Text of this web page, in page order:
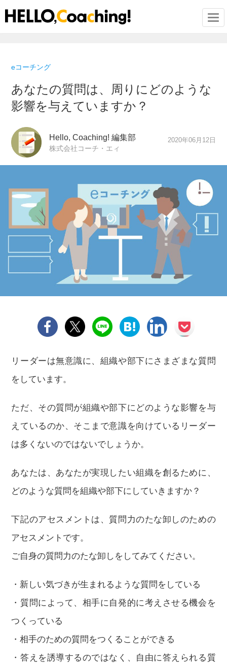
eコーチング
あなたの質問は、周りにどのような
影響を与えていますか？
Hello, Coaching! 編集部
株式会社コーチ・エィ
2020年06月12日
リーダーは無意識に、組織や部下にさまざまな質問
をしています。
ただ、その質問が組織や部下にどのような影響を与
えているのか、そこまで意識を向けているリーダー
は多くないのではないでしょうか。
あなたは、あなたが実現したい組織を創るために、
どのような質問を組織や部下にしていきますか？
下記のアセスメントは、質問力のたな卸しのための
アセスメントです。
ご自身の質問力のたな卸しをしてみてください。
・新しい気づきが生まれるような質問をしている
・質問によって、相手に自発的に考えさせる機会を
つくっている
・相手のための質問をつくることができる
・答えを誘導するのではなく、自由に答えられる質